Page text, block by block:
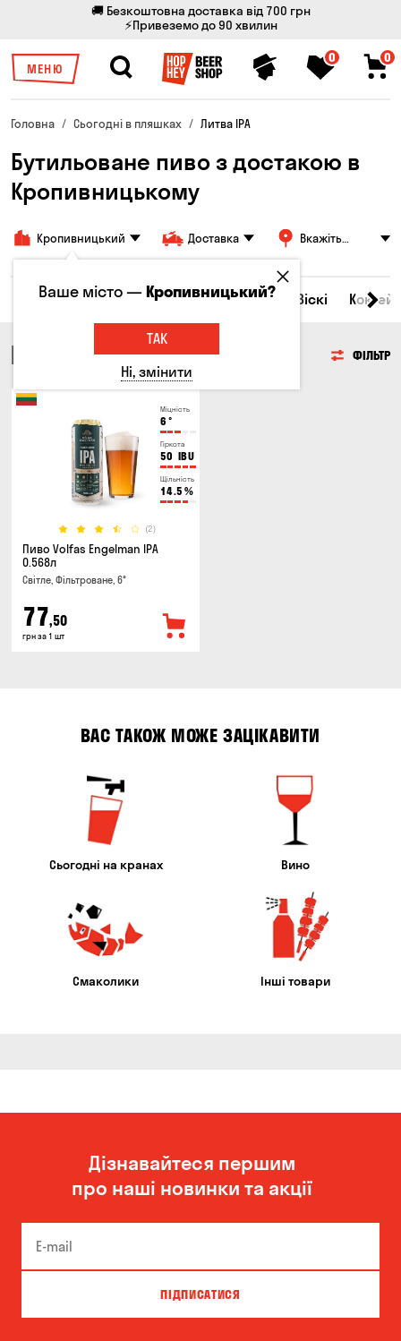
🚚 Безкоштовна доставка від 700 грн
⚡Привеземо до 90 хвилин
МЕНЮ
0 0
Головна Сьогодні в пляшках Литва IPA
Бутильоване пиво з достакою в
Кропивницькому
Кропивницький Доставка
Вкажіть
Всі товари Пиво Сидр Вино Віскі
ПИВО ФІЛЬТР
Міцність
6 °
Гіркота
50 IBU
Щільність
14.5 %
(2)
Пиво Volfas Engelman IPA
0.568л
Світле, Фільтроване, 6°
77,50
грн за 1 шт
ВАС ТАКОЖ МОЖЕ ЗАЦІКАВИТИ
Сьогодні на кранах Вино
Смаколики Інші товари
Дізнавайтеся першим
про наші новинки та акції
ПІДПИСАТИСЯ
Ваше місто —Кропивницький?
ТАК
Ні, змінити